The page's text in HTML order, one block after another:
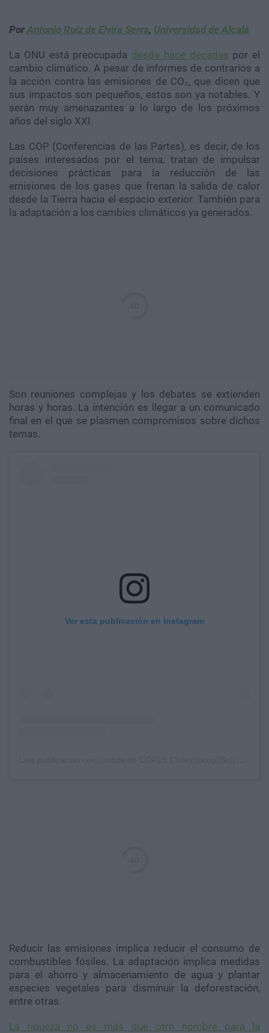
Por Antonio Ruiz de Elvira Serra, Universidad de Alcalá
La ONU está preocupada desde hace décadas por el
cambio climático. A pesar de informes de contrarios a
la acción contra las emisiones de CO₂, que dicen que
sus impactos son pequeños, estos son ya notables. Y
serán muy amenazantes a lo largo de los próximos
años del siglo XXI.
Las COP (Conferencias de las Partes), es decir, de los
países interesados por el tema, tratan de impulsar
decisiones prácticas para la reducción de las
emisiones de los gases que frenan la salida de calor
desde la Tierra hacia el espacio exterior. También para
la adaptación a los cambios climáticos ya generados.
Son reuniones complejas y los debates se extienden
horas y horas. La intención es llegar a un comunicado
final en el que se plasmen compromisos sobre dichos
temas.
Ver esta publicación en Instagram
Reducir las emisiones implica reducir el consumo de
combustibles fósiles. La adaptación implica medidas
para el ahorro y almacenamiento de agua y plantar
especies vegetales para disminuir la deforestación,
entre otras.
La riqueza no es más que otro nombre para la